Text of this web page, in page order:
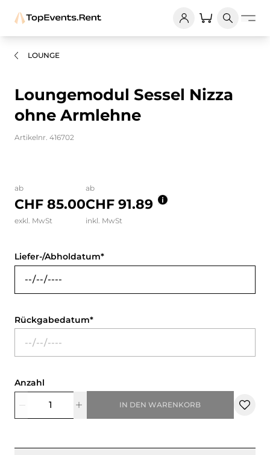
LOUNGE
Loungemodul Sessel Nizza
ohne Armlehne
Artikelnr. 416702
ab
CHF 85.00
exkl. MwSt
ab
CHF 91.89
inkl. MwSt
Liefer-/Abholdatum
Rückgabedatum
Anzahl
IN DEN WARENKORB